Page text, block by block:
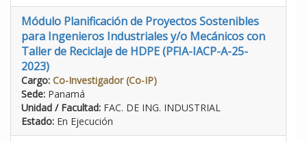
Módulo Planificación de Proyectos Sostenibles
para Ingenieros Industriales y/o Mecánicos con
Taller de Reciclaje de HDPE (PFIA-IACP-A-25-
2023)
Cargo: Co-Investigador (Co-IP)
Sede: Panamá
Unidad / Facultad: FAC. DE ING. INDUSTRIAL
Estado: En Ejecución